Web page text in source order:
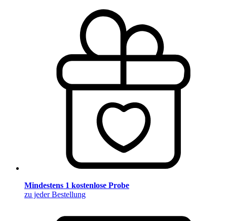
Mindestens 1 kostenlose Probe
zu jeder Bestellung